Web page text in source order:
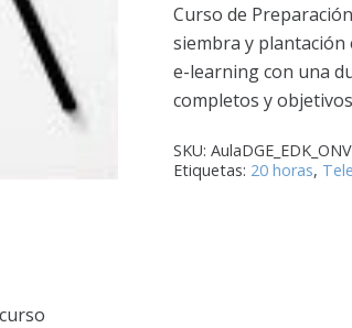
Curso de
siembra y plantación
e-learning con una
completos y
SKU:
Etiquetas: 20 horas,